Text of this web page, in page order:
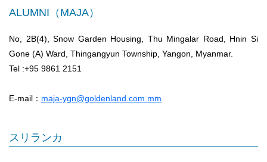
ALUMNI（MAJA）
No, 2B(4), Snow Garden Housing, Thu Mingalar Road, Hnin Si
Gone (A) Ward, Thingangyun Township, Yangon, Myanmar.
Tel :+95 9861 2151
E-mail： maja-ygn@goldenland.com.mm
スリランカ